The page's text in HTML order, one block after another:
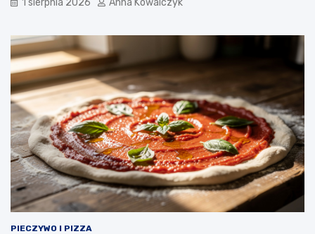
1 sierpnia 2026 Anna Kowalczyk
PIECZYWO I PIZZA